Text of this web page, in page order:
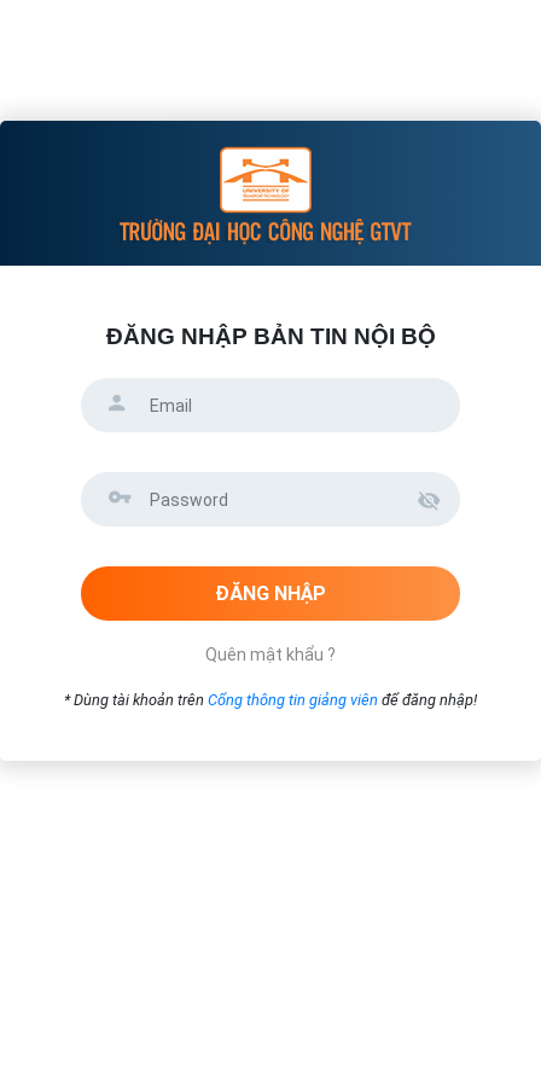
ĐĂNG NHẬP BẢN TIN NỘI BỘ
Quên mật khẩu ?
* Dùng tài khoản trên Cổng thông tin giảng viên để đăng nhập!